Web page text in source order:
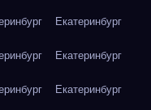
Екатеринбург
Екатеринбург
Екатеринбург